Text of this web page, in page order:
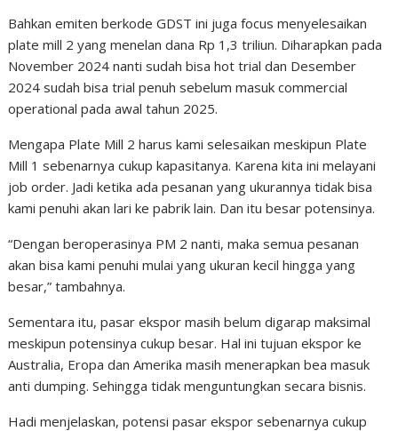
Bahkan emiten berkode GDST ini juga focus menyelesaikan
plate mill 2 yang menelan dana Rp 1,3 triliun. Diharapkan pada
November 2024 nanti sudah bisa hot trial dan Desember
2024 sudah bisa trial penuh sebelum masuk commercial
operational pada awal tahun 2025.
Mengapa Plate Mill 2 harus kami selesaikan meskipun Plate
Mill 1 sebenarnya cukup kapasitanya. Karena kita ini melayani
job order. Jadi ketika ada pesanan yang ukurannya tidak bisa
kami penuhi akan lari ke pabrik lain. Dan itu besar potensinya.
“Dengan beroperasinya PM 2 nanti, maka semua pesanan
akan bisa kami penuhi mulai yang ukuran kecil hingga yang
besar,” tambahnya.
Sementara itu, pasar ekspor masih belum digarap maksimal
meskipun potensinya cukup besar. Hal ini tujuan ekspor ke
Australia, Eropa dan Amerika masih menerapkan bea masuk
anti dumping. Sehingga tidak menguntungkan secara bisnis.
Hadi menjelaskan, potensi pasar ekspor sebenarnya cukup